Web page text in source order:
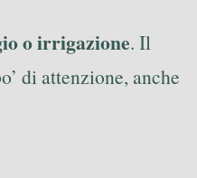
o irrigazione. Il
di attenzione, anche